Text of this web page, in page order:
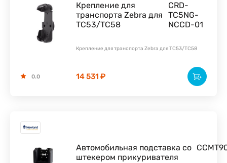
Крепление для
транспорта Zebra для
TC53/TC58
CRD-
TC5NG-
NCCD-01
Крепление для транспорта Zebra для TC53/TC58
14 531 ₽
0.0
Автомобильная подставка со
штекером прикуривателя